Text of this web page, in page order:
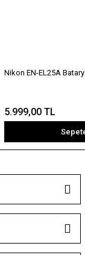
Nikon EN-EL25A
5.999,00 TL